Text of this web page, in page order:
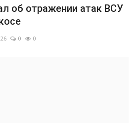
об отражении атак ВСУ
0 0